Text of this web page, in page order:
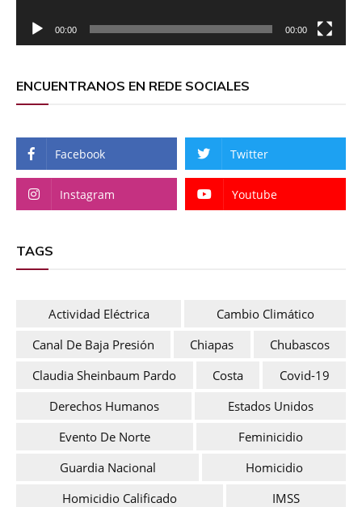
00:00 00:00
ENCUENTRANOS EN REDE SOCIALES
Facebook Twitter
Instagram Youtube
TAGS
Actividad Eléctrica
Cambio Climático
Canal De Baja Presión
Chiapas
Chubascos
Claudia Sheinbaum Pardo
Costa
Covid-19
Derechos Humanos
Estados Unidos
Evento De Norte
Feminicidio
Guardia Nacional
Homicidio
Homicidio Calificado
IMSS